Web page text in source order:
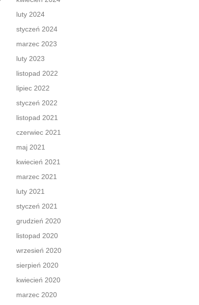
luty 2024
styczeń 2024
marzec 2023
luty 2023
listopad 2022
lipiec 2022
styczeń 2022
listopad 2021
czerwiec 2021
maj 2021
kwiecień 2021
marzec 2021
luty 2021
styczeń 2021
grudzień 2020
listopad 2020
wrzesień 2020
sierpień 2020
kwiecień 2020
marzec 2020